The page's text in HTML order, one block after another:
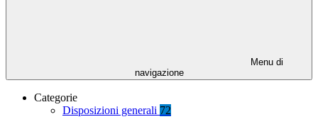
Menu di
navigazione
Categorie
Disposizioni generali 72